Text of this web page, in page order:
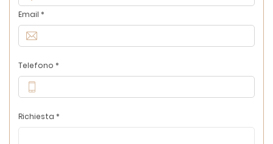
Email *
Telefono *
Richiesta *